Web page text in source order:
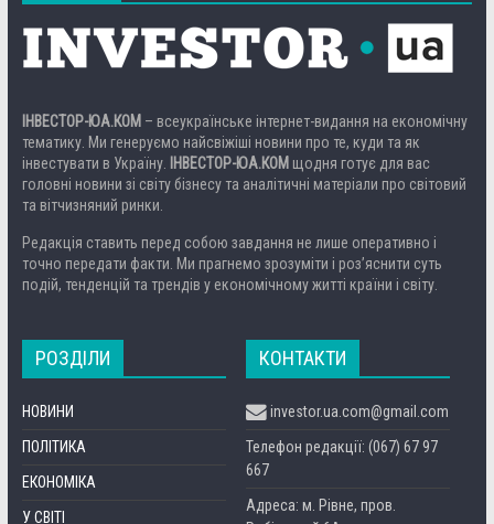
ІНВЕСТОР-ЮА.КОМ – всеукраїнське інтернет-видання на економічну
тематику. Ми генеруємо найсвіжіші новини про те, куди та як
інвестувати в Україну.
ІНВЕСТОР-ЮА.КОМ щодня готує для вас
головні новини зі світу бізнесу та аналітичні матеріали про світовий
та вітчизняний ринки.
Редакція ставить перед собою завдання не лише оперативно і
точно передати факти. Ми прагнемо зрозуміти і роз’яснити суть
подій, тенденцій та трендів у економічному житті країни і світу.
РОЗДІЛИ
НОВИНИ
ПОЛІТИКА
ЕКОНОМІКА
У СВІТІ
КОНТАКТИ
investor.ua.com@gmail.com
Телефон редакції: (067) 67 97
667
Адреса: м. Рівне, пров.